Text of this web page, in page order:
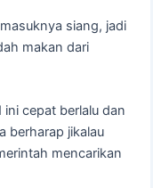
siang, jadi
makan dari
ini cepat berlalu dan
berharap jikalau
mencarikan